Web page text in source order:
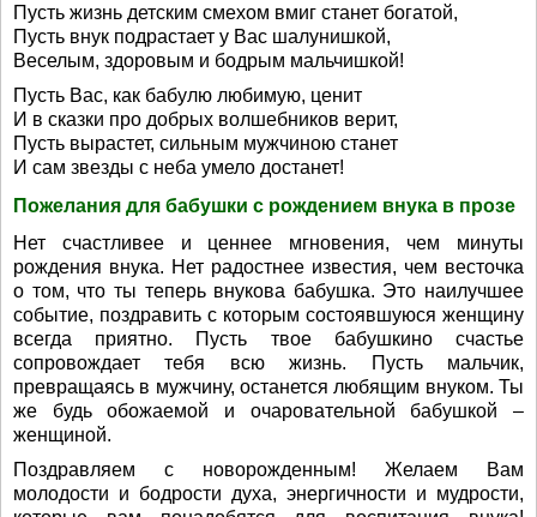
Пусть жизнь детским смехом вмиг станет богатой,
Пусть внук подрастает у Вас шалунишкой,
Веселым, здоровым и бодрым мальчишкой!
Пусть Вас, как бабулю любимую, ценит
И в сказки про добрых волшебников верит,
Пусть вырастет, сильным мужчиною станет
И сам звезды с неба умело достанет!
Пожелания для бабушки с рождением внука в прозе
Нет счастливее и ценнее мгновения, чем минуты
рождения внука. Нет радостнее известия, чем весточка
о том, что ты теперь внукова бабушка. Это наилучшее
событие, поздравить с которым состоявшуюся женщину
всегда приятно. Пусть твое бабушкино счастье
сопровождает тебя всю жизнь. Пусть мальчик,
превращаясь в мужчину, останется любящим внуком. Ты
же будь обожаемой и очаровательной бабушкой –
женщиной.
Поздравляем с новорожденным! Желаем Вам
молодости и бодрости духа, энергичности и мудрости,